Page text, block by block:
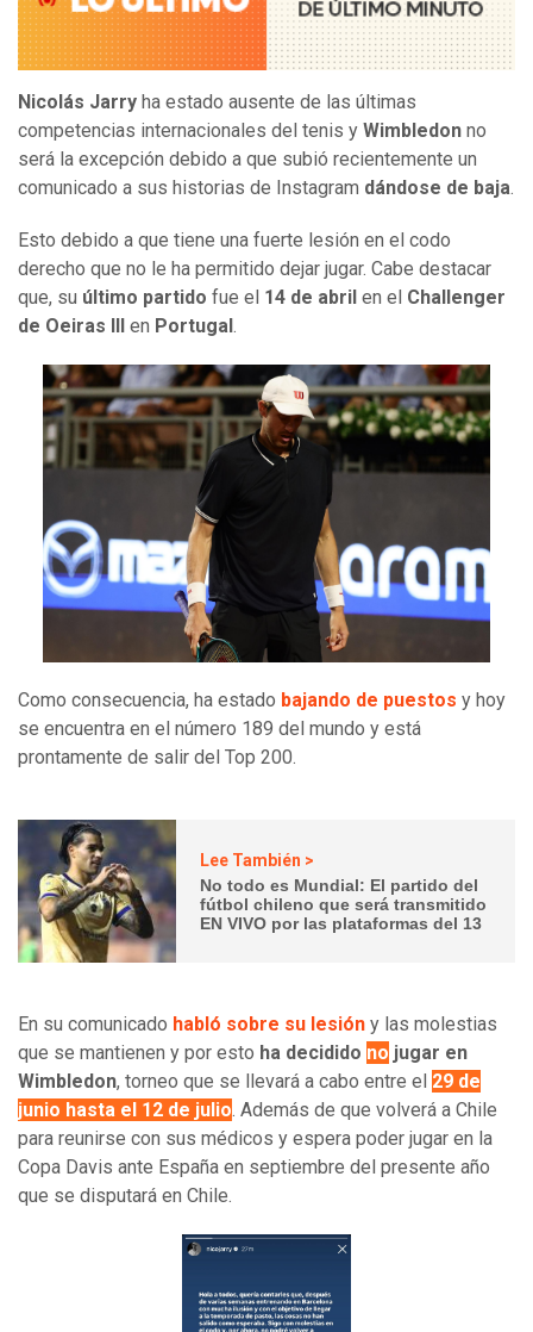
Nicolás Jarry ha estado ausente de las últimas
competencias internacionales del tenis y Wimbledon no
será la excepción debido a que subió recientemente un
comunicado a sus historias de Instagram dándose de baja.
Esto debido a que tiene una fuerte lesión en el codo
derecho que no le ha permitido dejar jugar. Cabe destacar
que, su último partido fue el 14 de abril en el Challenger
de Oeiras III en Portugal .
Como consecuencia, ha estado bajando de puestos y hoy
se encuentra en el número 189 del mundo y está
prontamente de salir del Top 200.
Lee También >
No todo es Mundial: El partido del
fútbol chileno que será transmitido
EN VIVO por las plataformas del 13
En su comunicado habló sobre su lesión y las molestias
que se mantienen y por esto ha decidido no jugar en
Wimbledon, torneo que se llevará a cabo entre el 29 de
junio hasta el 12 de julio. Además de que volverá a Chile
para reunirse con sus médicos y espera poder jugar en la
Copa Davis ante España en septiembre del presente año
que se disputará en Chile.